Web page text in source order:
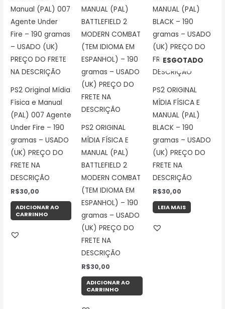
PS2 Original Mídia
Física e Manual
(PAL) 007 Agente
Under Fire – 190
gramas – USADO
(UK) PREÇO DO
FRETE NA
DESCRIÇÃO
R$30,00
ADICIONAR AO
CARRINHO
PS2 ORIGINAL
MÍDIA FÍSICA E
MANUAL (PAL)
BATTLEFIELD 2
MODERN COMBAT
(TEM IDIOMA EM
ESPANHOL) – 190
gramas – USADO
(UK) PREÇO DO
FRETE NA
DESCRIÇÃO
R$30,00
ADICIONAR AO
CARRINHO
ESGOTADO
PS2 ORIGINAL
MÍDIA FÍSICA E
MANUAL (PAL)
BLACK – 190
gramas – USADO
(UK) PREÇO DO
FRETE NA
DESCRIÇÃO
R$30,00
LEIA MAIS